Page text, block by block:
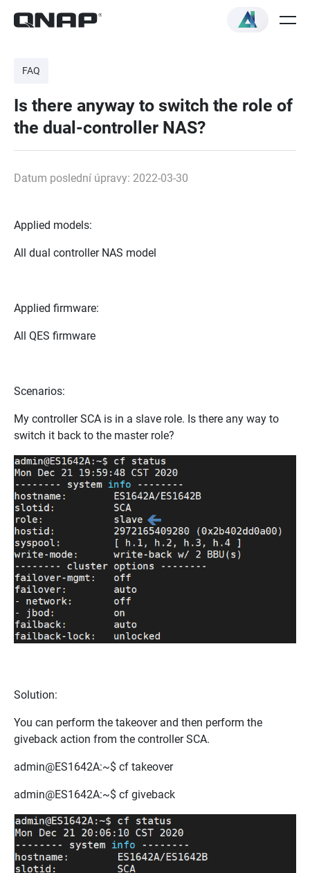
FAQ
Is there anyway to switch the role of
the dual-controller NAS?
Datum poslední úpravy: 2022-03-30
Applied models:
All dual controller NAS model
Applied firmware:
All QES firmware
Scenarios:
My controller SCA is in a slave role. Is there any way to
switch it back to the master role?
Solution:
You can perform the takeover and then perform the
giveback action from the controller SCA.
admin@ES1642A:~$ cf takeover
admin@ES1642A:~$ cf giveback